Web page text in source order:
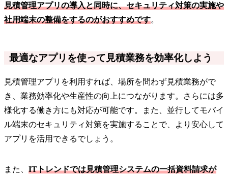
見積管理アプリの導入と同時に、セキュリティ対策の実施や
社用端末の整備をするのがおすすめです。
最適なアプリを使って見積業務を効率化しよう
見積管理アプリを利用すれば、場所を問わず見積業務がで
き、業務効率化や生産性の向上につながります。さらには多
様化する働き方にも対応が可能です。また、並行してモバイ
ル端末のセキュリティ対策を実施することで、より安心して
アプリを活用できるでしょう。
また、 ITトレンドでは見積管理システムの一括資料請求が